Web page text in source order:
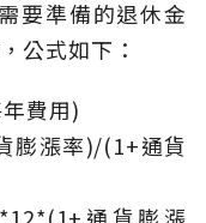
要準備的退休金
公式如下：
費用)
膨漲率)/(1+通貨